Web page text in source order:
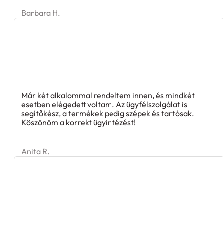
Barbara H.
Már két alkalommal rendeltem innen, és mindkét
esetben elégedett voltam. Az ügyfélszolgálat is
segítőkész, a termékek pedig szépek és tartósak.
Köszönöm a korrekt ügyintézést!
Anita R.